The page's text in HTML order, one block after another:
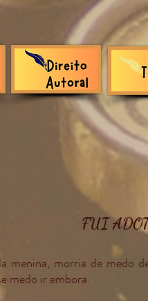
FUI
menina, morria de medo
medo ir embora.